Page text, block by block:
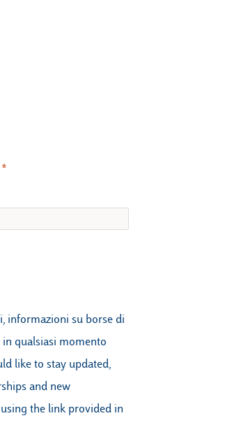
informazioni su borse di
qualsiasi momento
like to stay updated,
and new
the link provided in